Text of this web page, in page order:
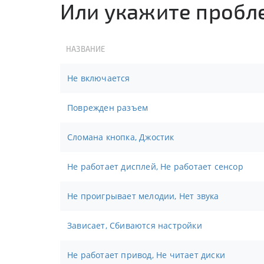
Или укажите
НАЗВАНИЕ
Не включается
Поврежден разъем
Сломана кнопка, Джостик
Не работает дисплей, Не работает сенсор
Не проигрывает мелодии, Нет звука
Зависает, Сбиваются настройки
Не работает привод, Не читает диски